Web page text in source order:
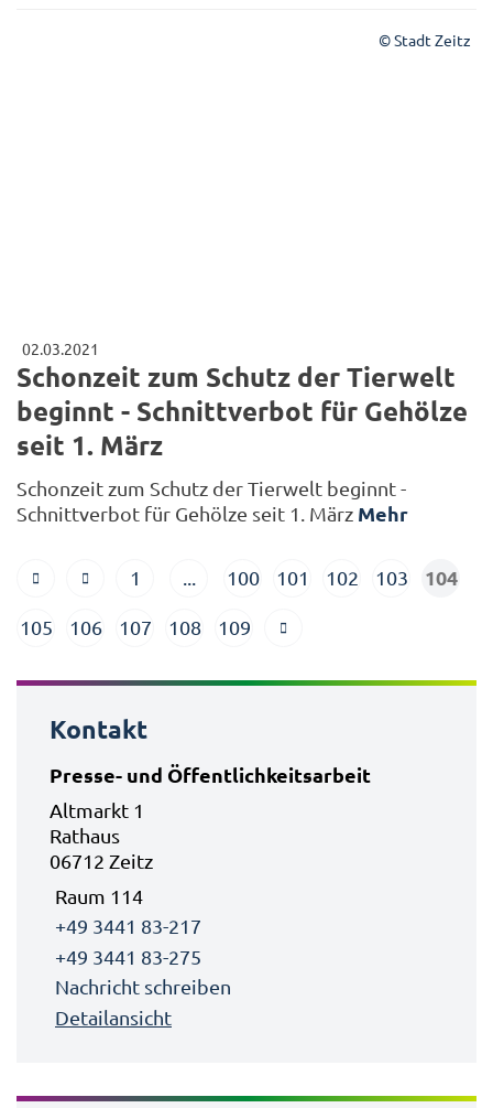
© Stadt Zeitz
02.03.2021
Schonzeit zum Schutz der Tierwelt
beginnt - Schnittverbot für Gehölze
seit 1. März
Schonzeit zum Schutz der Tierwelt beginnt -
Schnittverbot für Gehölze seit 1. März Mehr
1 100 101 102 103 104
105 106 107 108 109
Kontakt
Presse- und Öffentlichkeitsarbeit
Altmarkt 1
Rathaus
06712 Zeitz
Raum 114
+49 3441 83-217
+49 3441 83-275
Nachricht schreiben
Detailansicht